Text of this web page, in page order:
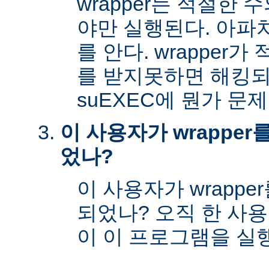
야만 실행된다. 아파
를 안다. wrapper가
를 받지못하면 해킹
suEXEC에 뭔가 문
이 사용자가 wrapper
었나?
이 사용자가
되었나? 오직 한 사
이 이 프로그램을 실